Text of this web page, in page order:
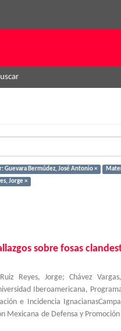
Guevara Bermúdez, José Antonio ×
Jorge ×
sobre fosas
Ruiz Reyes, Jorge; Chávez
Iberoamericana,
e Incidencia
Mexicana de Defensa y